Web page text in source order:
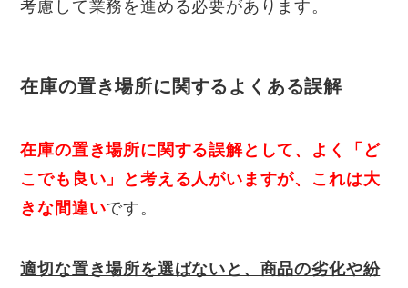
考慮して業務を進める必要があります。
在庫の置き場所に関するよくある誤解
在庫の置き場所に関する誤解として、よく「ど
こでも良い」と考える人がいますが、これは大
きな間違いです。
適切な置き場所を選ばないと、商品の劣化や紛